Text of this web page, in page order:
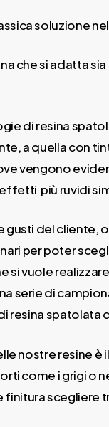
soluzione
che si adatta
di resina
a quella con
vengono
più ruvidi
gusti del cliente,
per poter
si vuole
serie di
resina spatolata
nostre resine è
come i grigi o
finitura